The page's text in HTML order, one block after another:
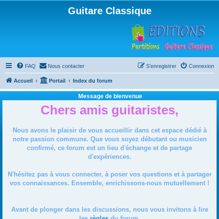
Guitare Classique
FAQ Nous contacter Connexion
S’enregistrer
Accueil Portail Index du forum
Message de bienvenue
Chers amis guitaristes,
Nous avons le plaisir de vous accueillir dans cet espace dédié à
notre passion commune. Que vous soyez débutant ou musicien
confirmé, ce forum est un lieu d'échange et de partage
d'expériences.
N'hésitez pas à vous connecter, à poser vos questions et à partager
vos connaissances. Ensemble, enrichissons-nous mutuellement !
Avant de plonger dans les discussions, nous vous invitons à lire